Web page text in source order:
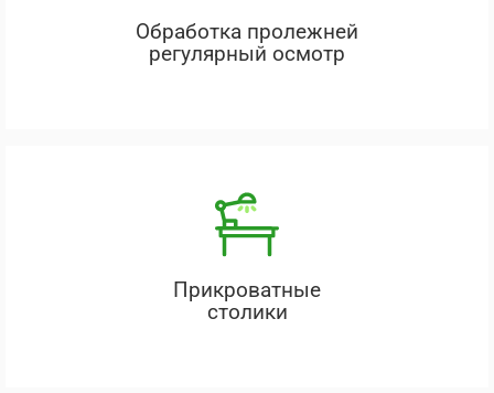
Обработка пролежней
регулярный осмотр
Прикроватные
столики